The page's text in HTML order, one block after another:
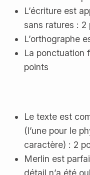
L’écriture est
sans ratures : 2
L’orthographe
La ponctuation
points
Le texte est
(l’une pour le
caractère) : 2
Merlin est
détail n’a été